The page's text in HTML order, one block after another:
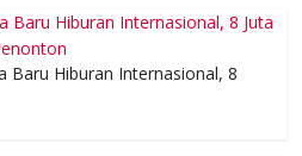
Baru Hiburan Internasional, 8